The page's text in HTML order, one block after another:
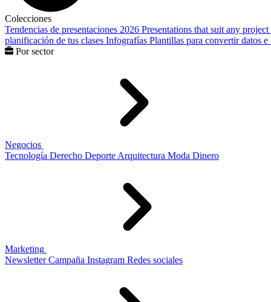
Colecciones
Tendencias de presentaciones 2026 Presentations that suit any project
planificación de tus clases Infografías Plantillas para convertir datos
Por sector
Negocios
Tecnología Derecho Deporte Arquitectura Moda Dinero
Marketing
Newsletter Campaña Instagram Redes sociales